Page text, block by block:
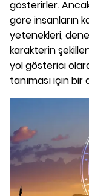
gösterirler.
göre insanların
yetenekleri,
karakterin
yol gösterici
tanıması için bir